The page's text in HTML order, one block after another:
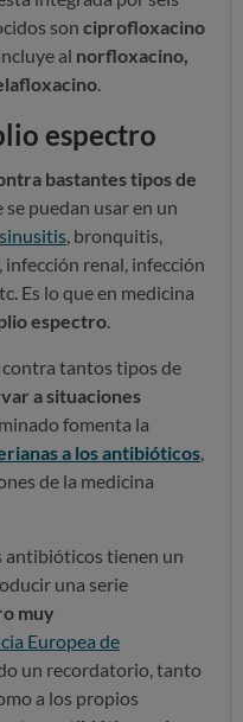
son ciprofloxacino
al norfloxacino,
espectro
bastantes tipos de
puedan usar en un
sinusitis , bronquitis,
renal, infección
Es lo que en medicina
espectro
contra tantos tipos de
a situaciones
fomenta la
a los antibióticos
de la medicina
antibióticos tienen un
una serie
muy
Europea de
un recordatorio, tanto
a los propios